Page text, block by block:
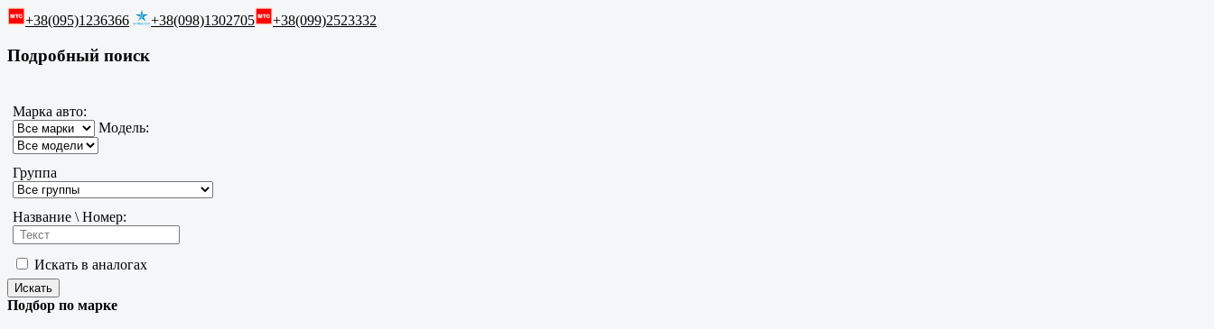
+38(095)1236366 +38(098)1302705 +38(099)2523332
Подробный поиск
Марка авто:
Модель:
Группа
Название \ Номер:
Искать в аналогах
Подбор по марке